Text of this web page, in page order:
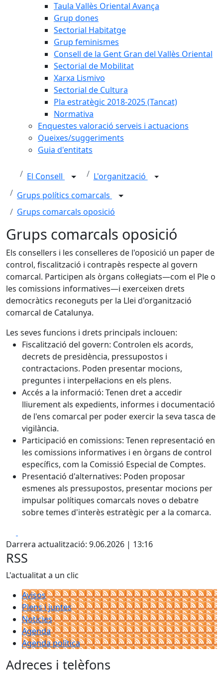
Taula Vallès Oriental Avança
Grup dones
Sectorial Habitatge
Grup feminismes
Consell de la Gent Gran del Vallès Oriental
Sectorial de Mobilitat
Xarxa Lismivo
Sectorial de Cultura
Pla estratègic 2018-2025 (Tancat)
Normativa
Enquestes valoració serveis i actuacions
Queixes/suggeriments
Guia d'entitats
El Consell
L'organització
Grups polítics comarcals
Grups comarcals oposició
Grups comarcals oposició
Els consellers i les conselleres de l'oposició un paper de
control, fiscalització i contrapès respecte al govern
comarcal. Participen als òrgans col·legiats—com el Ple o
les comissions informatives—i exerceixen drets
democràtics reconeguts per la Llei d'organització
comarcal de Catalunya.
Les seves funcions i drets principals inclouen:
Fiscalització del govern: Controlen els acords,
decrets de presidència, pressupostos i
contractacions. Poden presentar mocions,
preguntes i interpel·lacions en els plens.
Accés a la informació: Tenen dret a accedir
lliurement als expedients, informes i documentació
de l'ens comarcal per poder exercir la seva tasca de
vigilància.
Participació en comissions: Tenen representació en
les comissions informatives i en òrgans de control
específics, com la Comissió Especial de Comptes.
Presentació d'alternatives: Poden proposar
esmenes als pressupostos, presentar mocions per
impulsar polítiques comarcals noves o debatre
sobre temes d'interès estratègic per a la comarca.
Darrera actualització: 9.06.2026 | 13:16
RSS
L'actualitat a un clic
Avisos
Plens i juntes
Noticies
Agenda
Agenda política
Adreces i telèfons